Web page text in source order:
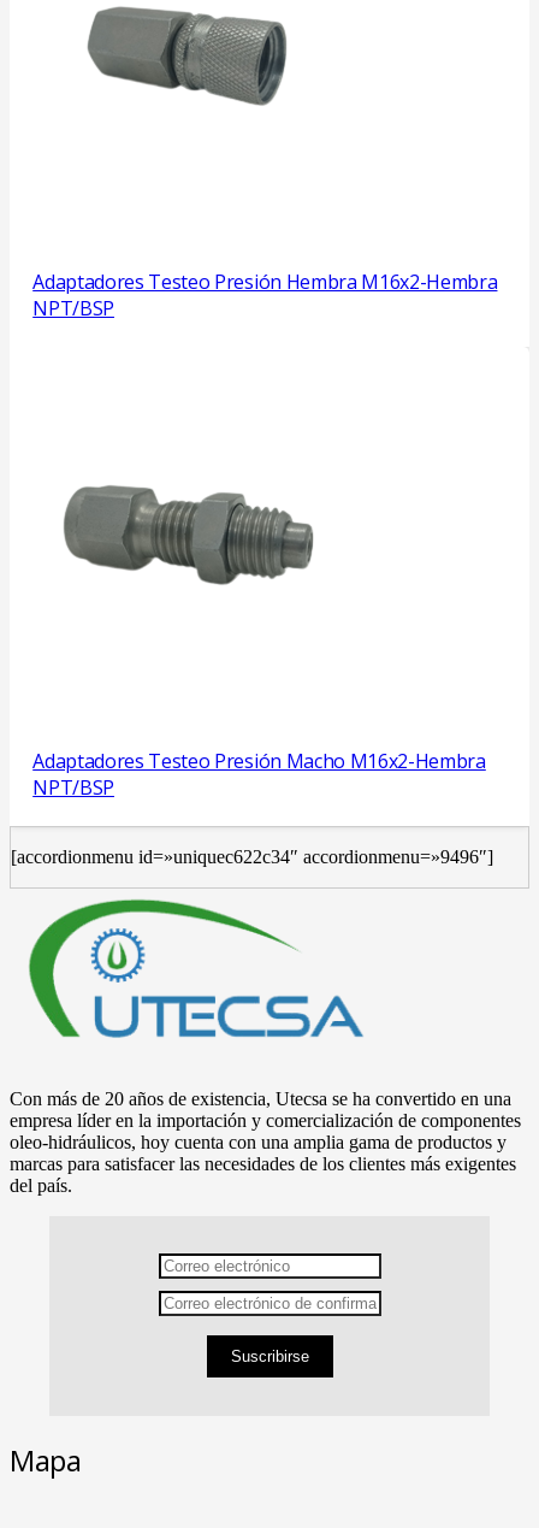
Adaptadores Testeo Presión Hembra M16x2-Hembra
NPT/BSP
Adaptadores Testeo Presión Macho M16x2-Hembra
NPT/BSP
[accordionmenu id=»uniquec622c34″ accordionmenu=»9496″]
Con más de 20 años de existencia, Utecsa se ha convertido en una
empresa líder en la importación y comercialización de componentes
oleo-hidráulicos, hoy cuenta con una amplia gama de productos y
marcas para satisfacer las necesidades de los clientes más exigentes
del país.
Suscribirse
Mapa